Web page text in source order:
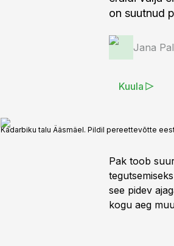
on suutnud
Jana
Kuula
Kadarbiku talu Ääsmäel. Pildil pereettevõtte
Pak toob
see pidev
kogu aeg